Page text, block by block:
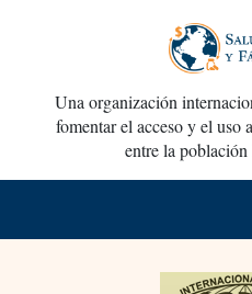
Una organización
fomentar el acceso y el uso
entre la